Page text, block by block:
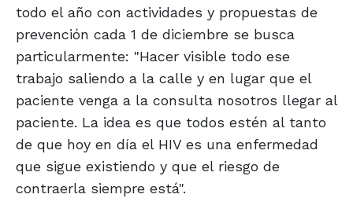
todo el año con actividades y propuestas de
prevención cada 1 de diciembre se busca
particularmente: "Hacer visible todo ese
trabajo saliendo a la calle y en lugar que el
paciente venga a la consulta nosotros llegar al
paciente. La idea es que todos estén al tanto
de que hoy en día el HIV es una enfermedad
que sigue existiendo y que el riesgo de
contraerla siempre está".